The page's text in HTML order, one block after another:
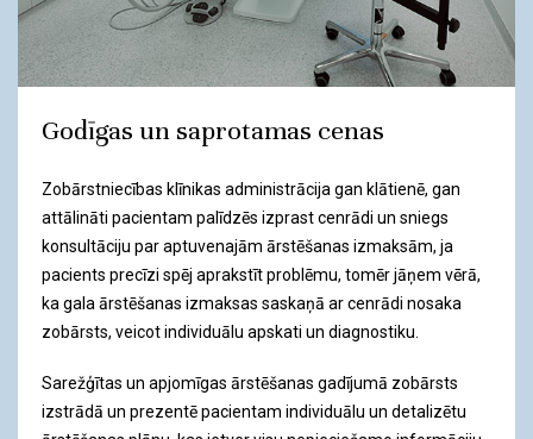
Godīgas un saprotamas cenas
Zobārstniecības klīnikas administrācija gan klātienē, gan
attālināti pacientam palīdzēs izprast cenrādi un sniegs
konsultāciju par aptuvenajām ārstēšanas izmaksām, ja
pacients precīzi spēj aprakstīt problēmu, tomēr jāņem vērā,
ka gala ārstēšanas izmaksas saskaņā ar cenrādi nosaka
zobārsts, veicot individuālu apskati un diagnostiku.
Sarežģītas un apjomīgas ārstēšanas gadījumā zobārsts
izstrādā un prezentē pacientam individuālu un detalizētu